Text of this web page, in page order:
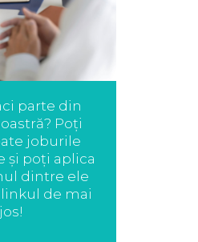
parte din
Poți
joburile
și poți aplica
dintre ele
de mai
jos!